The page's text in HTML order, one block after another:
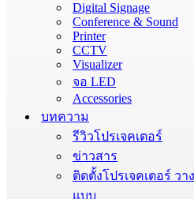
Digital Signage
Conference & Sound
Printer
CCTV
Visualizer
จอ LED
Accessories
บทความ
รีวิวโปรเจคเตอร์
ข่าวสาร
ติดตั้งโปรเจคเตอร์ ว
แบบ